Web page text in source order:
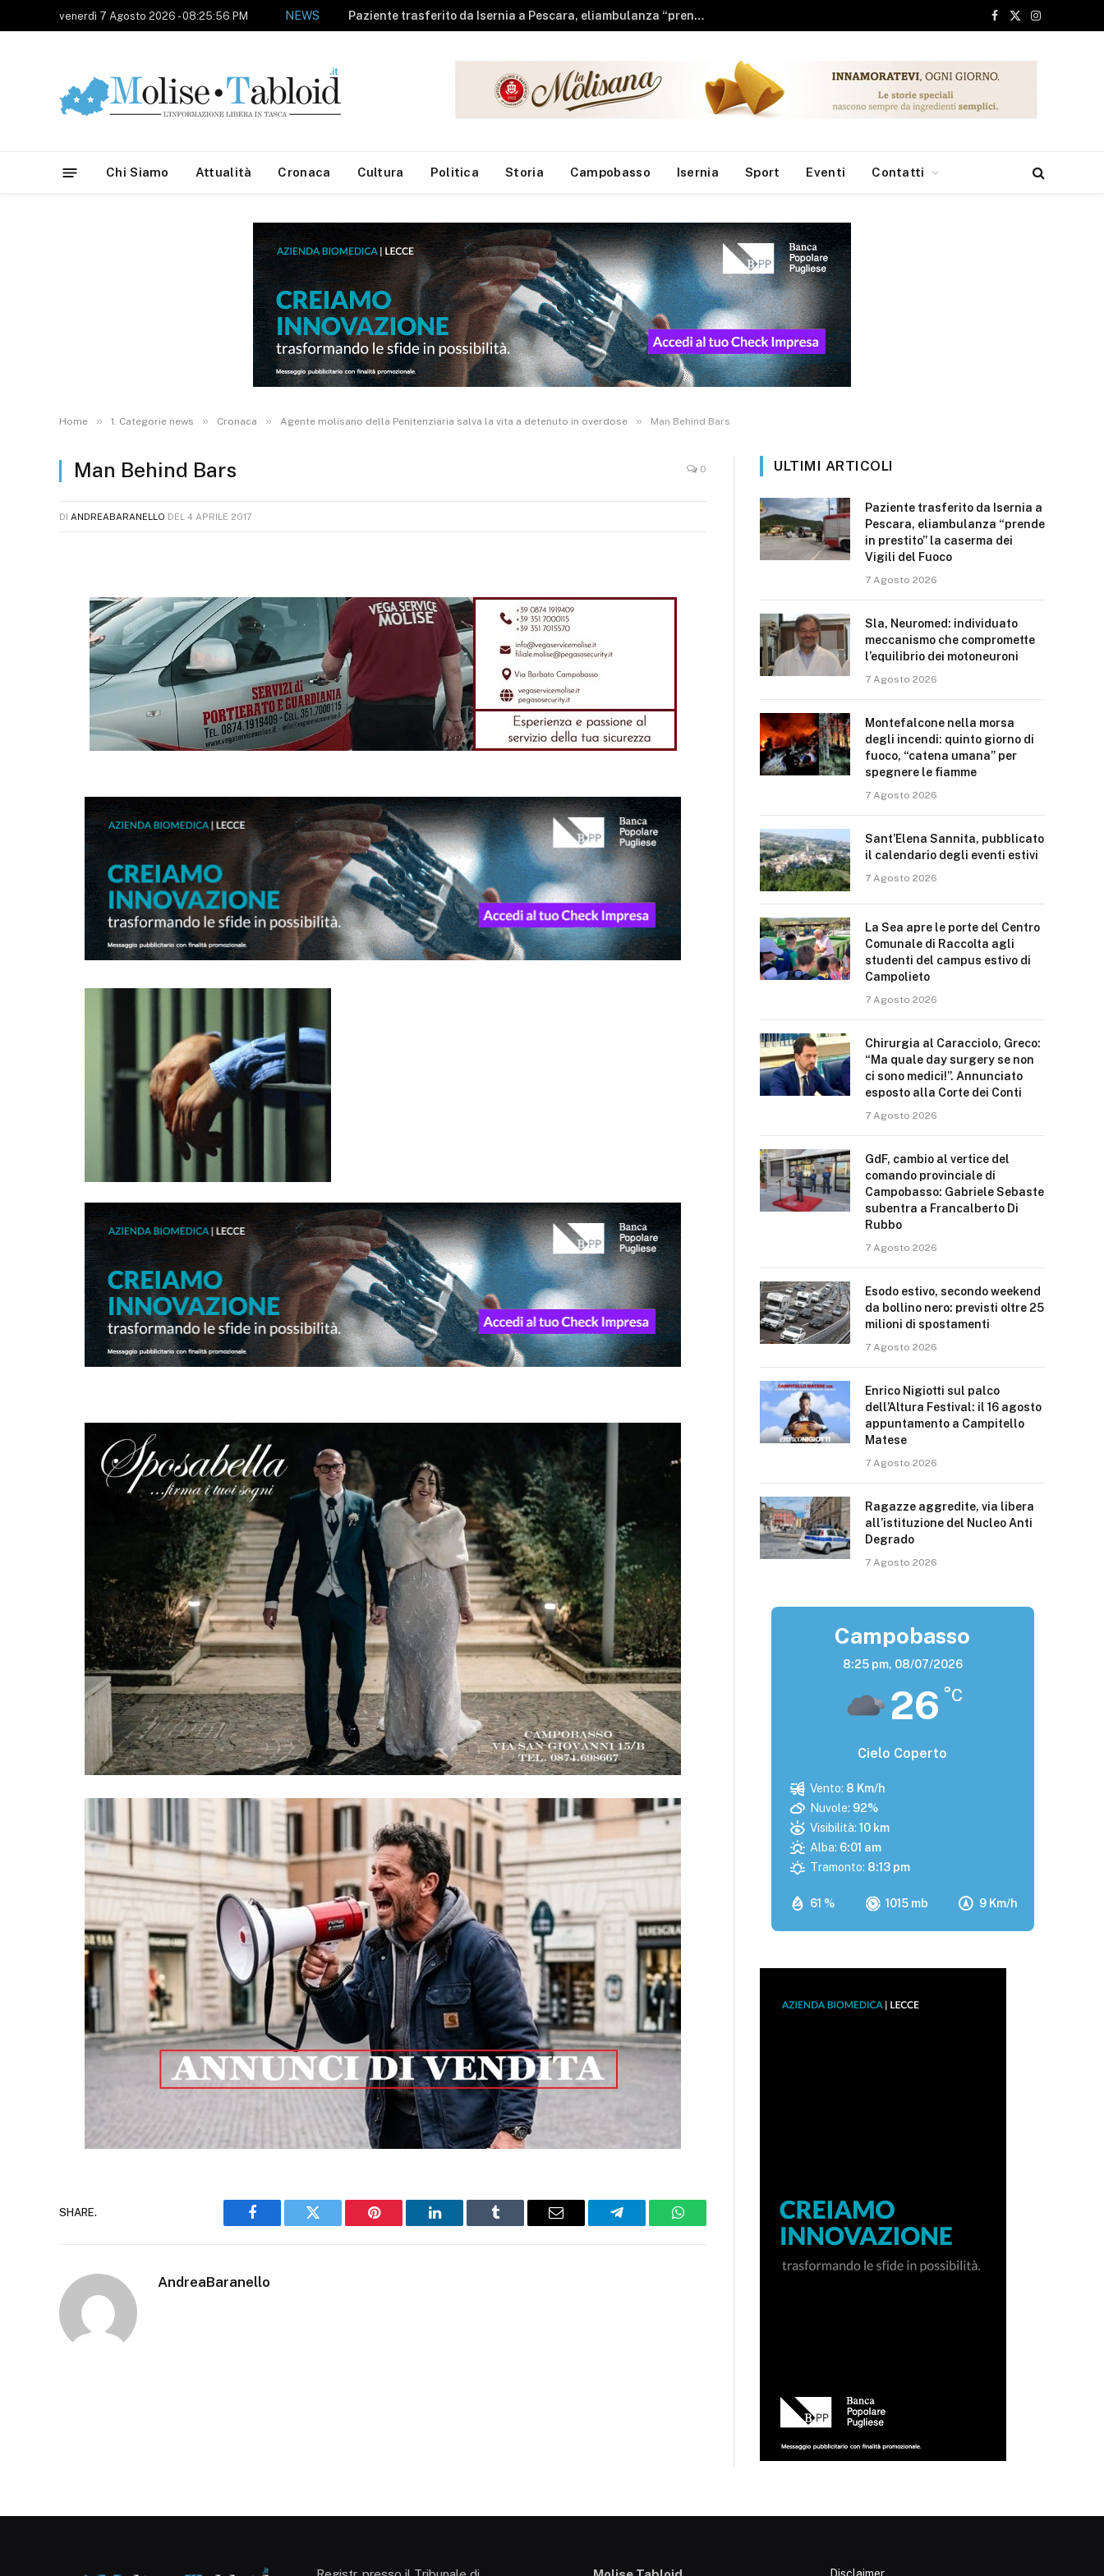
venerdì 7 Agosto 2026 - 08:25:56 PM NEWS Sla, Neuromed: individuato meccanismo che compromette l’equilibrio dei motoneuroni
Facebook
X
Instagram
Chi Siamo Attualità Cronaca Cultura Politica Storia Campobasso Isernia Sport Eventi Contatti
Home » 1. Categorie news » Cronaca » Agente molisano della Penitenziaria salva la vita a detenuto in overdose » Man Behind Bars
Man Behind Bars 0
DI ANDREABARANELLO DEL 4 APRILE 2017
SHARE.
Facebook Twitter Pinterest LinkedIn Tumblr Email Telegram WhatsApp
AndreaBaranello
ULTIMI ARTICOLI
Paziente trasferito da Isernia a
Pescara, eliambulanza “prende
in prestito” la caserma dei
Vigili del Fuoco
7 Agosto 2026
Sla, Neuromed: individuato
meccanismo che compromette
l’equilibrio dei motoneuroni
7 Agosto 2026
Montefalcone nella morsa
degli incendi: quinto giorno di
fuoco, “catena umana” per
spegnere le fiamme
7 Agosto 2026
Sant’Elena Sannita, pubblicato
il calendario degli eventi estivi
7 Agosto 2026
La Sea apre le porte del Centro
Comunale di Raccolta agli
studenti del campus estivo di
Campolieto
7 Agosto 2026
Chirurgia al Caracciolo, Greco:
“Ma quale day surgery se non
ci sono medici!”. Annunciato
esposto alla Corte dei Conti
7 Agosto 2026
GdF, cambio al vertice del
comando provinciale di
Campobasso: Gabriele Sebaste
subentra a Francalberto Di
Rubbo
7 Agosto 2026
Esodo estivo, secondo weekend
da bollino nero: previsti oltre 25
milioni di spostamenti
7 Agosto 2026
Enrico Nigiotti sul palco
dell’Altura Festival: il 16 agosto
appuntamento a Campitello
Matese
7 Agosto 2026
Ragazze aggredite, via libera
all’istituzione del Nucleo Anti
Degrado
7 Agosto 2026
Campobasso
8:25 pm, 08/07/2026
26 °C
Cielo Coperto
61 % 1015 mb 9 Km/h
Vento: 8 Km/h
Nuvole: 92%
Visibilità: 10 km
Alba: 6:01 am
Tramonto: 8:13 pm